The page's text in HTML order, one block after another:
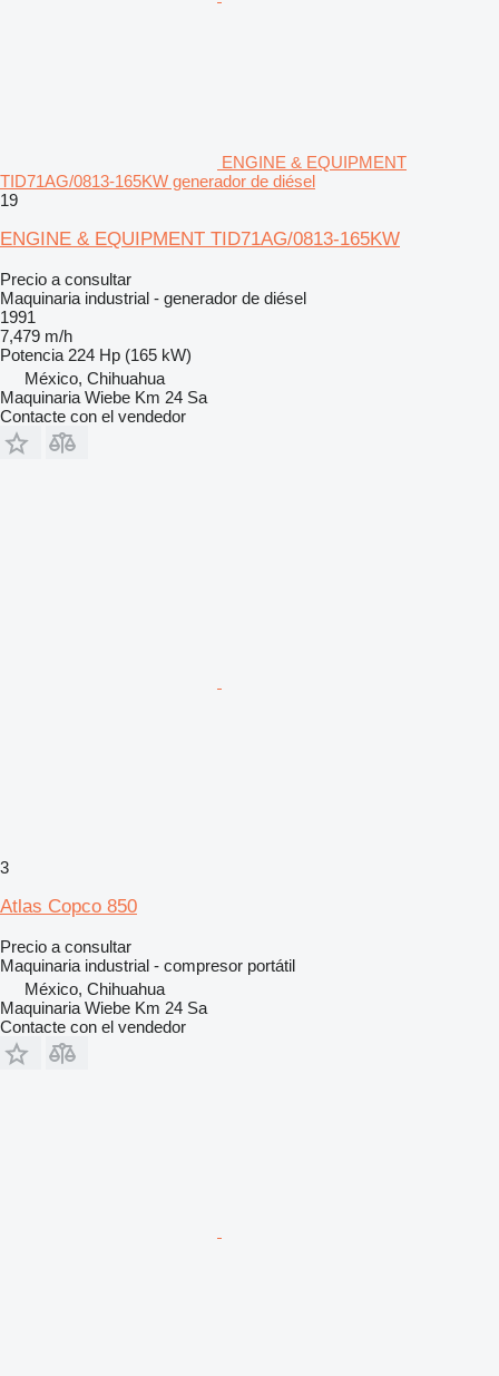
ENGINE & EQUIPMENT
TID71AG/0813-165KW generador de diésel
19
ENGINE & EQUIPMENT TID71AG/0813-165KW
Precio a consultar
Maquinaria industrial - generador de diésel
1991
7,479 m/h
Potencia 224 Hp (165 kW)
México, Chihuahua
Maquinaria Wiebe Km 24 Sa
Contacte con el vendedor
3
Atlas Copco 850
Precio a consultar
Maquinaria industrial - compresor portátil
México, Chihuahua
Maquinaria Wiebe Km 24 Sa
Contacte con el vendedor